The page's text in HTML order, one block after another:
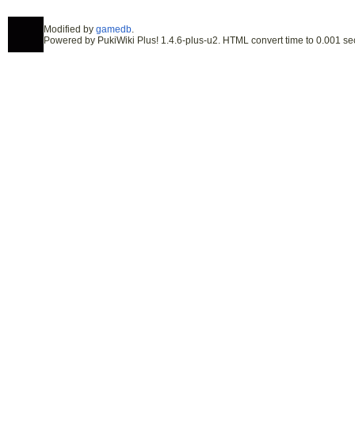
Modified by gamedb.
Powered by PukiWiki Plus! 1.4.6-plus-u2. HTML convert time to 0.001